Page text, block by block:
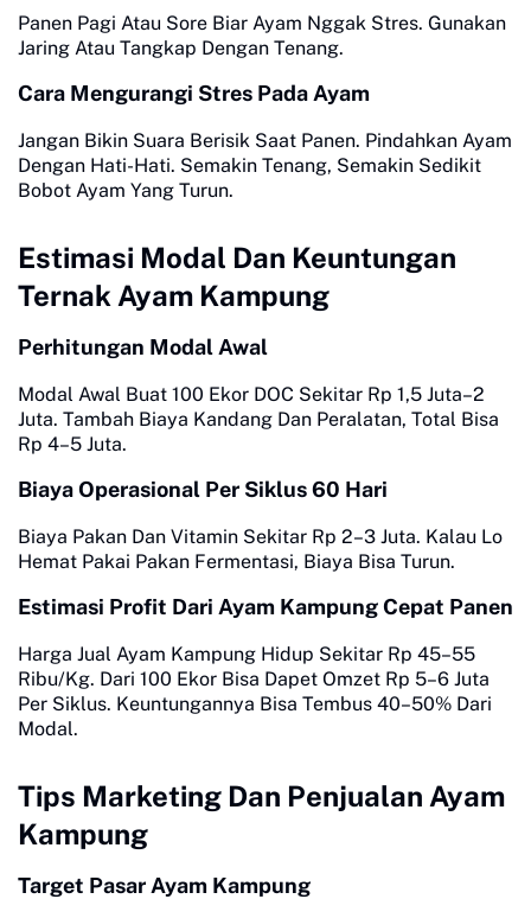
Panen Pagi Atau Sore Biar Ayam Nggak Stres. Gunakan
Jaring Atau Tangkap Dengan Tenang.
Cara Mengurangi Stres Pada Ayam
Jangan Bikin Suara Berisik Saat Panen. Pindahkan Ayam
Dengan Hati-Hati. Semakin Tenang, Semakin Sedikit
Bobot Ayam Yang Turun.
Estimasi Modal Dan Keuntungan
Ternak Ayam Kampung
Perhitungan Modal Awal
Modal Awal Buat 100 Ekor DOC Sekitar Rp 1,5 Juta–2
Juta. Tambah Biaya Kandang Dan Peralatan, Total Bisa
Rp 4–5 Juta.
Biaya Operasional Per Siklus 60 Hari
Biaya Pakan Dan Vitamin Sekitar Rp 2–3 Juta. Kalau Lo
Hemat Pakai Pakan Fermentasi, Biaya Bisa Turun.
Estimasi Profit Dari Ayam Kampung Cepat Panen
Harga Jual Ayam Kampung Hidup Sekitar Rp 45–55
Ribu/Kg. Dari 100 Ekor Bisa Dapet Omzet Rp 5–6 Juta
Per Siklus. Keuntungannya Bisa Tembus 40–50% Dari
Modal.
Tips Marketing Dan Penjualan Ayam
Kampung
Target Pasar Ayam Kampung